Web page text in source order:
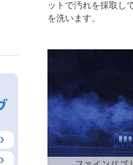
ットで汚れを採取し
を洗います。